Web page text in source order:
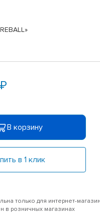
В корзину
в 1 клик
только для интернет-
в розничных магазинах